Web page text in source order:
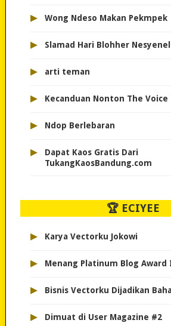
▸ Wong Ndeso Makan Pekmpek
▸ Slamad Hari Blohher Nesyenel
▸ arti teman
▸ Kecanduan Nonton The
▸ Ndop Berlebaran
▸
Dapat Kaos Gratis Dari
TukangKaosBandung.com
🏆 ECIYEE
▸ Karya Vectorku Jokowi
▸ Menang Platinum Blog
▸ Bisnis Vectorku Dijadikan
▸ Dimuat di User Magazine #2